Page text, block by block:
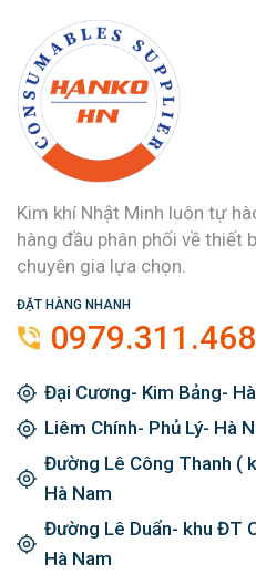
Kim khí Nhật Minh luôn tự
hàng đầu phân phối về thiết
chuyên gia lựa chọn.
ĐẶT HÀNG NHANH
0979.311.468
Đại Cương- Kim Bảng-
Liêm Chính- Phủ Lý- Hà
Đường Lê Công Thanh (
Hà Nam
Đường Lê Duẩn- khu ĐT
Hà Nam